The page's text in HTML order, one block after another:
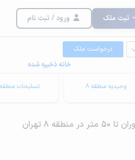
ثبت ملک ورود / ثبت نام
درخواست ملک
خانه ذخیره شده
وحیدیه منطقه 8 تسلیحات منطقه
تهران